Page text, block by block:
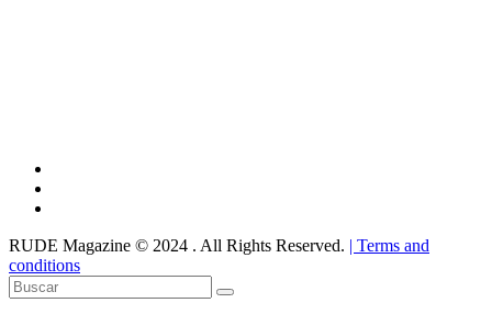
RUDE Magazine © 2024 . All Rights Reserved. | Terms and
conditions